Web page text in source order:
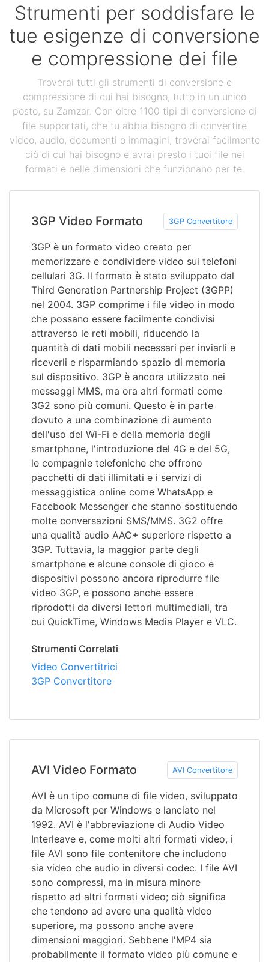
Strumenti per soddisfare le
tue esigenze di conversione
e compressione dei file
Troverai tutti gli strumenti di conversione e
compressione di cui hai bisogno, tutto in un unico
posto, su Zamzar. Con oltre 1100 tipi di conversione di
file supportati, che tu abbia bisogno di convertire
video, audio, documenti o immagini, troverai facilmente
ciò di cui hai bisogno e avrai presto i tuoi file nei
formati e nelle dimensioni che funzionano per te.
3GP Video Formato 3GP Convertitore
3GP è un formato video creato per
memorizzare e condividere video sui telefoni
cellulari 3G. Il formato è stato sviluppato dal
Third Generation Partnership Project (3GPP)
nel 2004. 3GP comprime i file video in modo
che possano essere facilmente condivisi
attraverso le reti mobili, riducendo la
quantità di dati mobili necessari per inviarli e
riceverli e risparmiando spazio di memoria
sul dispositivo. 3GP è ancora utilizzato nei
messaggi MMS, ma ora altri formati come
3G2 sono più comuni. Questo è in parte
dovuto a una combinazione di aumento
dell'uso del Wi-Fi e della memoria degli
smartphone, l'introduzione del 4G e del 5G,
le compagnie telefoniche che offrono
pacchetti di dati illimitati e i servizi di
messaggistica online come WhatsApp e
Facebook Messenger che stanno sostituendo
molte conversazioni SMS/MMS. 3G2 offre
una qualità audio AAC+ superiore rispetto a
3GP. Tuttavia, la maggior parte degli
smartphone e alcune console di gioco e
dispositivi possono ancora riprodurre file
video 3GP, e possono anche essere
riprodotti da diversi lettori multimediali, tra
cui QuickTime, Windows Media Player e VLC.
Strumenti Correlati
Video Convertitrici
3GP Convertitore
AVI Video Formato AVI Convertitore
AVI è un tipo comune di file video, sviluppato
da Microsoft per Windows e lanciato nel
1992. AVI è l'abbreviazione di Audio Video
Interleave e, come molti altri formati video, i
file AVI sono file contenitore che includono
sia video che audio in diversi codec. I file AVI
sono compressi, ma in misura minore
rispetto ad altri formati video; ciò significa
che tendono ad avere una qualità video
superiore, ma possono anche avere
dimensioni maggiori. Sebbene l'MP4 sia
probabilmente il formato video più comune e